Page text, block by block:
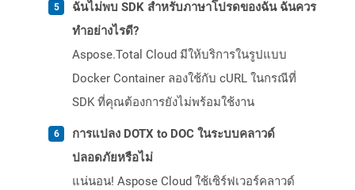
ฉันไม่พบ SDK สำหรับภาษาโปรดของฉัน ฉันควร
ทำอย่างไรดี?
Aspose.Total Cloud มีให้บริการในรูปแบบ
Docker Container ลองใช้กับ cURL ในกรณีที่
SDK ที่คุณต้องการยังไม่พร้อมใช้งาน
การแปลง DOTX to DOC ในระบบคลาวด์
ปลอดภัยหรือไม่
แน่นอน! Aspose Cloud ใช้เซิร์ฟเวอร์คลาวด์